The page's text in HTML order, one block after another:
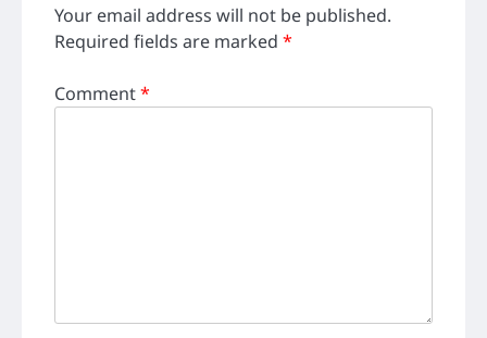
Your email address will not be published.
Required fields are marked *
Comment*